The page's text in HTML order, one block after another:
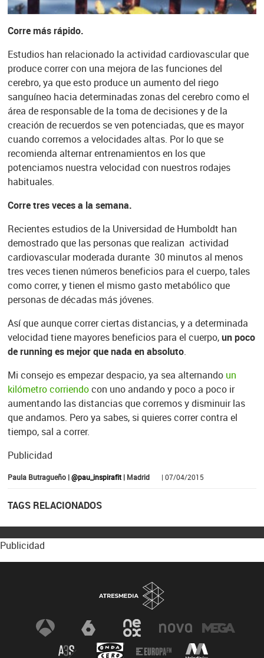
Corre más rápido.
Estudios han relacionado la actividad cardiovascular que
produce correr con una mejora de las funciones del
cerebro, ya que esto produce un aumento del riego
sanguíneo hacia determinadas zonas del cerebro como el
área de responsable de la toma de decisiones y de la
creación de recuerdos se ven potenciadas, que es mayor
cuando corremos a velocidades altas. Por lo que se
recomienda alternar entrenamientos en los que
potenciamos nuestra velocidad con nuestros rodajes
habituales.
Corre tres veces a la semana.
Recientes estudios de la Universidad de Humboldt han
demostrado que las personas que realizan actividad
cardiovascular moderada durante 30 minutos al menos
tres veces tienen números beneficios para el cuerpo, tales
como correr, y tienen el mismo gasto metabólico que
personas de décadas más jóvenes.
Así que aunque correr ciertas distancias, y a determinada
velocidad tiene mayores beneficios para el cuerpo,un poco
de running es mejor que nada en absoluto.
Mi consejo es empezar despacio, ya sea alternando un
kilómetro corriendocon uno andando y poco a poco ir
aumentando las distancias que corremos y disminuir las
que andamos. Pero ya sabes, si quieres correr contra el
tiempo, sal a correr.
Publicidad
Paula Butragueño |@pau_inspirafit| Madrid | 07/04/2015
TAGS RELACIONADOS
Publicidad